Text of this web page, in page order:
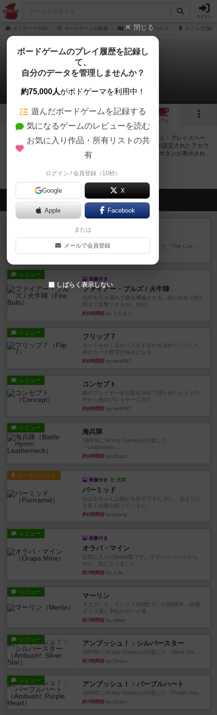
ログイン
ボドゲーマTOP ボードゲームの検索 ガーリックガールズ カフェ/店舗情
ガーリックガールズ
0店のカフェ/スペースが提供中
4
カフェ
ガーリックガールズで遊ぶことができるボードゲームカフェ・プレイスペー
スが0店登録されています。公開プロフィールの都道府県が設定されたアカウ
ントでログインすると、同じ都道府県内の店舗に絞り込むボタンが表示され
会員の新しい投稿
充実
南北戦争
1983年にVictory Gamesが出版した『The Civil ...
約3時間前by Chaco
レビュー
画像付き
ファイアー・ブルズ / 火牛陣
火牛を引き連れて敵を殲滅させる。縦か斜めで前2
列まで攻撃できるが、自分...
約5時間前 by うらまこ
レビュー フリップ７
カードをめくるかパスをするかを決めてパスした
時のカード数字が得点になる...
約6時間前 by mob567
レビュー コンセプト
親のプレイヤーがお題を決めて限られたヒントの
中から他のプレイヤーに当て...
約6時間前 by mob567
レビュー 海兵隊
1988年にVictory Gamesが出版した
『Leathernec...
約6時間前 by Chaco
ルール/インスト
画像付き 充実
パーミッド
おばあちゃんは猫が大好きです!しかし、あまりに
も多くの猫を飼っているた...
約6時間前 by jurong
レビュー
画像付き
オラパ・マイン
お気に入りのplayte製です。オラパスペースから
やり、気に入りました...
約7時間前 by くみ
レビュー マーリン
４人プレイ。インスト1時間プレイ2時間半。結構
ダイス運と手札のカード運...
約7時間前 by oliber
レビュー アンブッシュ！：シルバースター
1987年にVictory Gamesが出版した『Silver Sta...
約7時間前 by Chaco
レビュー アンブッシュ！：パープルハート
1985年にVictory Gamesが出版した『Purple Hea...
約7時間前 by Chaco
閉じる
ボードゲームのプレイ履歴を記録し
て、
自分のデータを管理しませんか？
約75,000人がボドゲーマを利用中！
遊んだボードゲームを記録する
気になるゲームのレビューを読む
お気に入り作品・所有リストの共
有
ログイン / 会員登録（10秒）
Google X
Apple Facebook
または
メールで会員登録
しばらく表示しない